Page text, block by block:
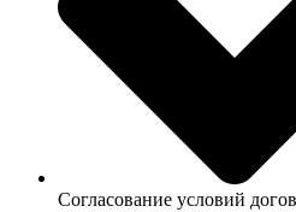
Согласование условий